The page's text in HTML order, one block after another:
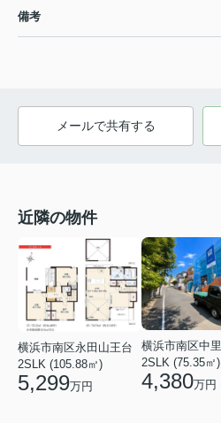
備考
メールで共有する
近隣の物件
横浜市南区永田山王台
2SLK (105.88㎡)
5,299万円
横浜市南区中
2SLK (75.35㎡)
4,380万円